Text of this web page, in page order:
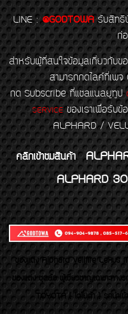
LINE : @GODTOWA รับสิทธิ
ก่
สำหรับผู้ที่สนใจข้อมูลเกี่ยวกับข
สามารถกดไลค์ที่เพจ
กด Subscribe ที่แชลแนลยูทูป
SERVICEของเราเพื่อรับข้
ALPHARD /
คลิกเข้าชมสินค้า
ALPHARD 30
ของเเต่ง Alphard Vellfire Lexus
ของแต่ง ชุดล้อ ผู้เชี่ยวชาญเฉพาะทาง
TOYOTA ( โตโยต้า ) รถนำเ